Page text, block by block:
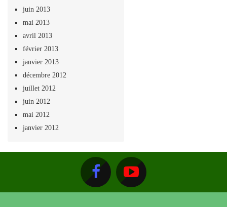
juin 2013
mai 2013
avril 2013
février 2013
janvier 2013
décembre 2012
juillet 2012
juin 2012
mai 2012
janvier 2012